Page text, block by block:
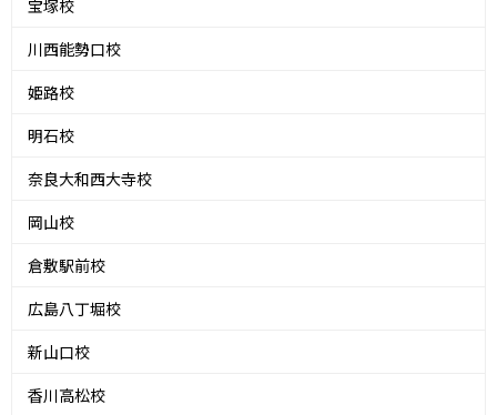
宝塚校
川西能勢口校
姫路校
明石校
奈良大和西大寺校
岡山校
倉敷駅前校
広島八丁堀校
新山口校
香川高松校